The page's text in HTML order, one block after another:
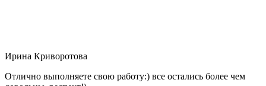
Ирина Криворотова
Отлично выполняете свою работу:) все остались более чем